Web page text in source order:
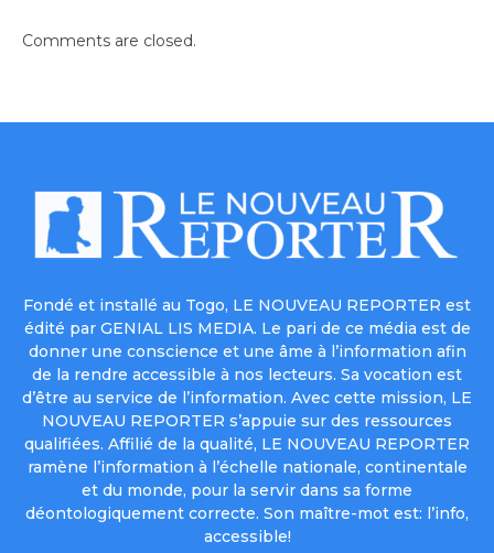
Comments are closed.
Fondé et installé au Togo, LE NOUVEAU REPORTER est
édité par GENIAL LIS MEDIA. Le pari de ce média est de
donner une conscience et une âme à l’information afin
de la rendre accessible à nos lecteurs. Sa vocation est
d’être au service de l’information. Avec cette mission, LE
NOUVEAU REPORTER s’appuie sur des ressources
qualifiées. Affilié de la qualité, LE NOUVEAU REPORTER
ramène l’information à l’échelle nationale, continentale
et du monde, pour la servir dans sa forme
déontologiquement correcte. Son maître-mot est: l’info,
accessible!